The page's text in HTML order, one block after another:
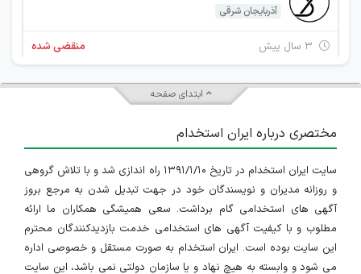
آذربایجان شرقی
منقضی شده
استخدام کارمند اداری و دفتری
آذربایجان شرقی
۳ سال پیش منقضی شده
استخدام مهندس مکانیک
آذربایجان شرقی
۳ سال پیش منقضی شده
ابتدای صفحه
مختصری درباره ایران استخدام
سایت ایران استخدام در تاریخ ۱۳۹۱/۱/۱۰ راه اندازی شد و با تلاش گروهی
و روزانه مدیران و نویسندگان خود در جهت تبدیل شدن به مرجع بروز
آگهی های استخدامی گام برداشت. سعی همیشگی همکاران ما ارائه
مطلوب و با کیفیت آگهی های استخدامی خدمت بازدیدکنندگان محترم
این سایت بوده است. ایران استخدام به صورت مستقل و خصوصی اداره
می شود و وابسته به هیچ نهاد و یا سازمان دولتی نمی باشد، این سایت